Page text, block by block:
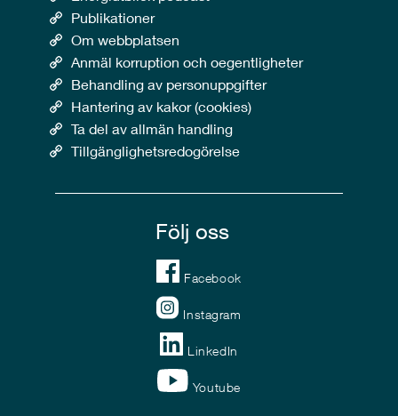
Publikationer
Om webbplatsen
Anmäl korruption och oegentligheter
Behandling av personuppgifter
Hantering av kakor (cookies)
Ta del av allmän handling
Tillgänglighetsredogörelse
Följ oss
Facebook
Instagram
LinkedIn
Youtube